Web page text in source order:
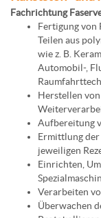
Fachrichtung
Fertigung von
Teilen aus
wie z. B.
Automobil-,
Herstellen
Aufbereitung
Ermittlung
jeweiligen
Einrichten,
Verarbeiten
Überwachen